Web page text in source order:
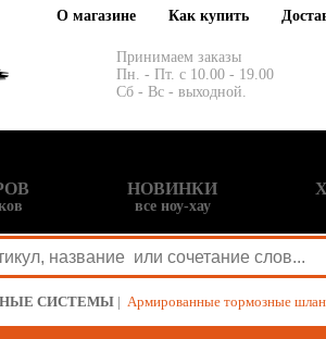
О магазине Как купить
Принимаем заказы
Пн. - Пт. с 10.00 - 19.00
Сб - Вс - выходной.
НОВИНКИ
все ноу-хау
СИСТЕМЫ | Армированные тормозные